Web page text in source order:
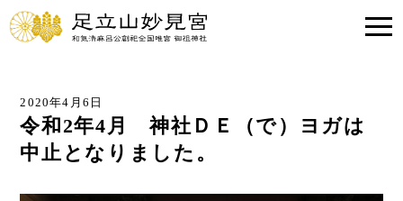
2020年4月6日
令和2年4月 神社ＤＥ（で）ヨガは
中止となりました。